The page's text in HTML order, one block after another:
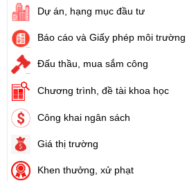
Dự án, hạng mục đầu tư
Báo cáo và Giấy phép môi trường
Đấu thầu, mua sắm công
Chương trình, đề tài khoa học
Công khai ngân sách
Giá thị trường
Khen thưởng, xử phạt